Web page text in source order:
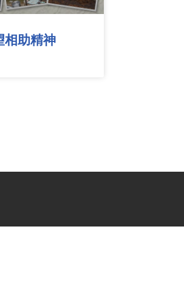
相助精神